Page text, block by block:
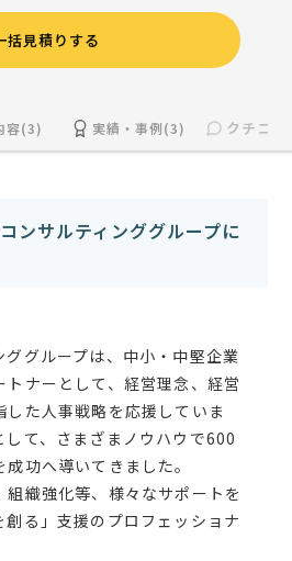
括見積りする
容(3) 実績・事例(3) クチコ
ンサルティンググループに
ググループは、中小・中堅企業
ナーとして、経営理念、経営
した人事戦略を応援していま
て、さまざまノウハウで600
功へ導いてきました。
織強化等、様々なサポートを
る」支援のプロフェッショナ